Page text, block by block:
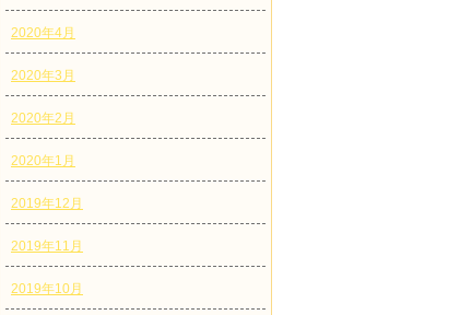
2020年4月
2020年3月
2020年2月
2020年1月
2019年12月
2019年11月
2019年10月